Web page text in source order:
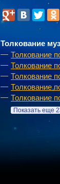
Толкование
Толкование
Толкование
Толкование
Толкование
Толкование
Показать еще